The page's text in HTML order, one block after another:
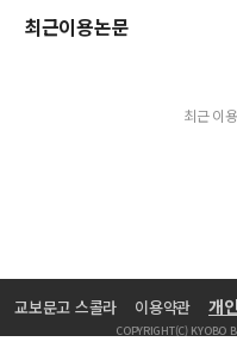
규범의 근거로서 혈연적 연대와,
朝鮮前期 『大學衍義』 이해과정
訥隱 李光庭의 文學에서의 諷刺
崔承老의 上書文의 思想的 基盤
최근이용논문
최근 이
교보문고 스콜라 이용약관 개
COPYRIGHT(C) KYOBO